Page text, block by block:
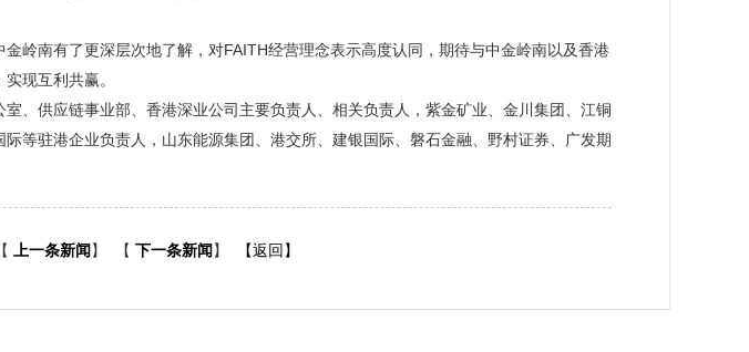
岭南有了更深层次地了解，对FAITH经营理念表示高度认同，期待与中金岭南以及香港
现互利共赢。
、供应链事业部、香港深业公司主要负责人、相关负责人，紫金矿业、金川集团、江铜
等驻港企业负责人，山东能源集团、港交所、建银国际、磐石金融、野村证券、广发期
【 上一条新闻 】 【 下一条新闻 】 【返回】